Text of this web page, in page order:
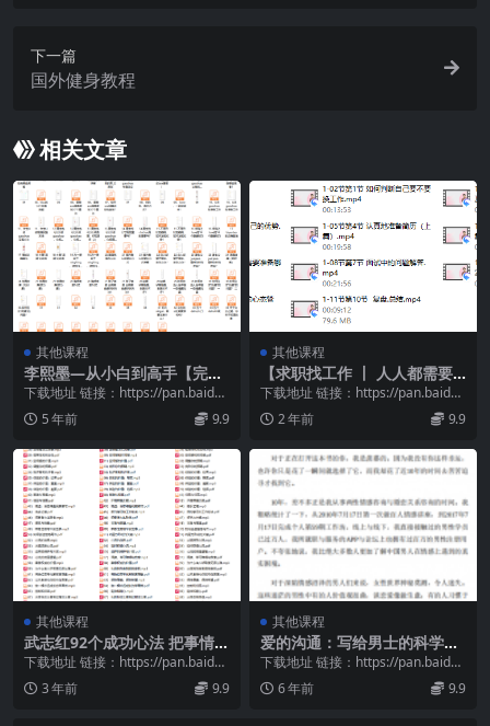
下一篇
国外健身教程
相关文章
其他课程
李熙墨—从小白到高手【完
结】情趣高手课
下载地址 链接：https://pan.baidu.
com/s/12797VUs...
5 年前 9.9
其他课程
【求职找工作 丨 人人都需要
的职业规划课】 11集
下载地址 链接：https://pan.baidu.
com/s/1SfdARaA...
2 年前 9.9
其他课程
武志红92个成功心法 把事情做
好的心理学课
下载地址 链接：https://pan.baidu.
com/s/1_Ba0l5d...
3 年前 9.9
其他课程
爱的沟通：写给男士的科学恋
爱指南
下载地址 链接：https://pan.baidu.
com/s/1hL4--QR...
6 年前 9.9